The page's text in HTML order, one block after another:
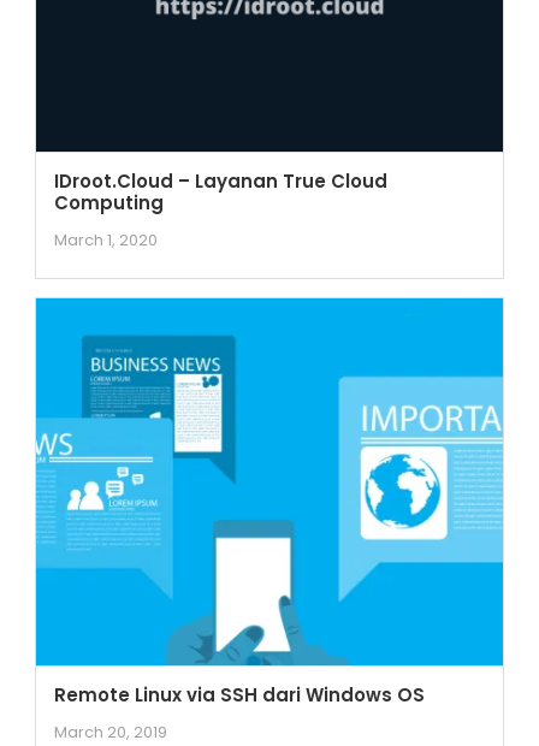
IDroot.Cloud – Layanan True Cloud
Computing
March 1, 2020
Remote Linux via SSH dari Windows OS
March 20, 2019